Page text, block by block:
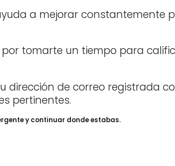
a mejorar constantemente
tomarte un tiempo para
dirección de correo registrada
pertinentes.
y continuar donde estabas.